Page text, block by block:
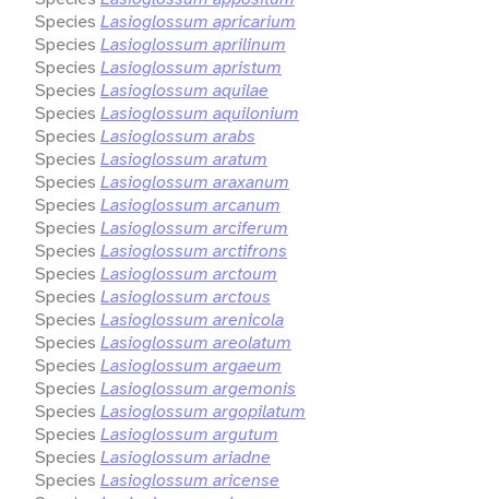
Species Lasioglossum apricarium
Species Lasioglossum aprilinum
Species Lasioglossum apristum
Species Lasioglossum aquilae
Species Lasioglossum aquilonium
Species Lasioglossum arabs
Species Lasioglossum aratum
Species Lasioglossum araxanum
Species Lasioglossum arcanum
Species Lasioglossum arciferum
Species Lasioglossum arctifrons
Species Lasioglossum arctoum
Species Lasioglossum arctous
Species Lasioglossum arenicola
Species Lasioglossum areolatum
Species Lasioglossum argaeum
Species Lasioglossum argemonis
Species Lasioglossum argopilatum
Species Lasioglossum argutum
Species Lasioglossum ariadne
Species Lasioglossum aricense